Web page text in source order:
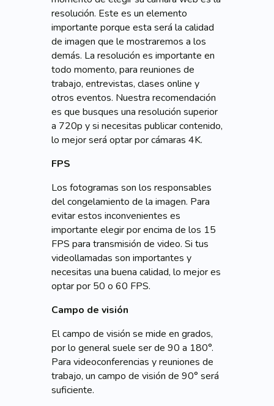
resolución. Este es un elemento
importante porque esta será la calidad
de imagen que le mostraremos a los
demás. La resolución es importante en
todo momento, para reuniones de
trabajo, entrevistas, clases online y
otros eventos. Nuestra recomendación
es que busques una resolución superior
a 720p y si necesitas publicar contenido,
lo mejor será optar por cámaras 4K.
FPS
Los fotogramas son los responsables
del congelamiento de la imagen. Para
evitar estos inconvenientes es
importante elegir por encima de los 15
FPS para transmisión de video. Si tus
videollamadas son importantes y
necesitas una buena calidad, lo mejor es
optar por 50 o 60 FPS.
Campo de visión
El campo de visión se mide en grados,
por lo general suele ser de 90 a 180°.
Para videoconferencias y reuniones de
trabajo, un campo de visión de 90° será
suficiente.